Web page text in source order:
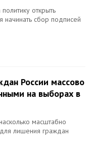
открыть
начинать сбор подписей
России массово
на выборах в
масштабно
лишения граждан